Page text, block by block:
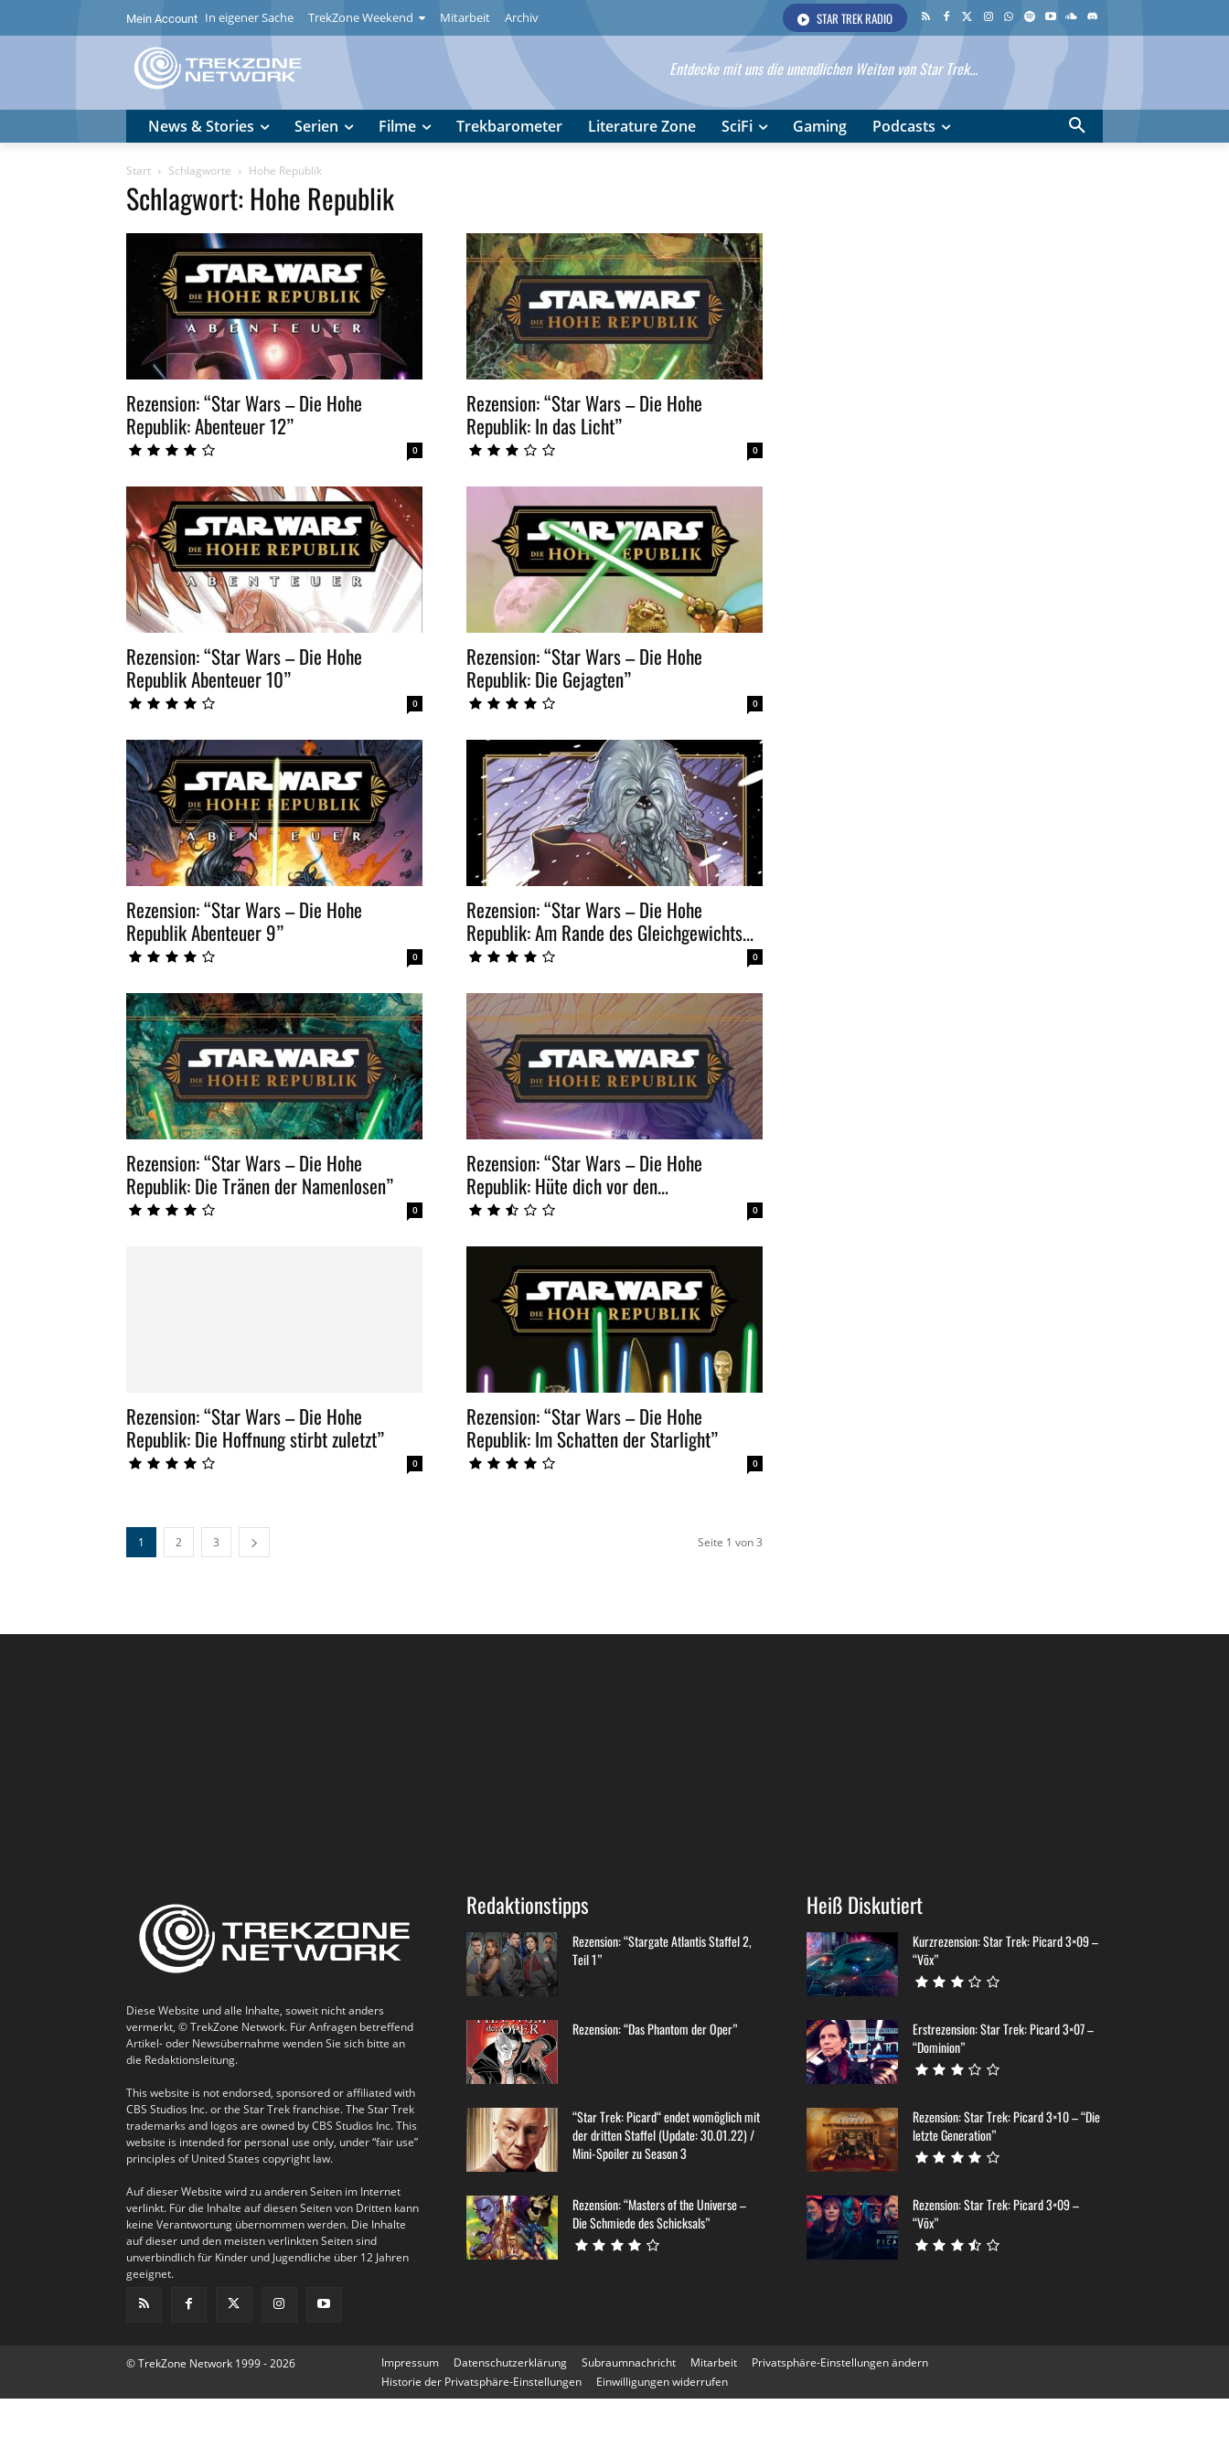
Mein Account In eigener Sache TrekZone Weekend Mitarbeit Archiv STAR TREK RADIO
Entdecke mit uns die unendlichen Weiten von Star Trek...
News & Stories Serien Filme Trekbarometer Literature Zone SciFi Gaming Podcasts
Start Schlagworte Hohe Republik
Schlagwort: Hohe Republik
Rezension: “Star Wars – Die Hohe
Republik: Abenteuer 12”
0
Rezension: “Star Wars – Die Hohe
Republik: In das Licht”
0
Rezension: “Star Wars – Die Hohe
Republik Abenteuer 10”
0
Rezension: “Star Wars – Die Hohe
Republik: Die Gejagten”
0
Rezension: “Star Wars – Die Hohe
Republik Abenteuer 9”
0
Rezension: “Star Wars – Die Hohe
Republik: Am Rande des Gleichgewichts...
0
Rezension: “Star Wars – Die Hohe
Republik: Die Tränen der Namenlosen”
0
Rezension: “Star Wars – Die Hohe
Republik: Hüte dich vor den...
0
Rezension: “Star Wars – Die Hohe
Republik: Die Hoffnung stirbt zuletzt”
0
Rezension: “Star Wars – Die Hohe
Republik: Im Schatten der Starlight”
0
1 2 3 Seite 1 von 3
Diese Website und alle Inhalte, soweit nicht anders
vermerkt, © TrekZone Network. Für Anfragen betreffend
Artikel- oder Newsübernahme wenden Sie sich bitte an
die Redaktionsleitung.
This website is not endorsed, sponsored or affiliated with
CBS Studios Inc. or the Star Trek franchise. The Star Trek
trademarks and logos are owned by CBS Studios Inc. This
website is intended for personal use only, under “fair use”
principles of United States copyright law.
Auf dieser Website wird zu anderen Seiten im Internet
verlinkt. Für die Inhalte auf diesen Seiten von Dritten kann
keine Verantwortung übernommen werden. Die Inhalte
auf dieser und den meisten verlinkten Seiten sind
unverbindlich für Kinder und Jugendliche über 12 Jahren
geeignet.
Redaktionstipps
Rezension: “Stargate Atlantis Staffel 2,
Teil 1”
Rezension: “Das Phantom der Oper”
“Star Trek: Picard“ endet womöglich mit
der dritten Staffel (Update: 30.01.22) /
Mini-Spoiler zu Season 3
Rezension: “Masters of the Universe –
Die Schmiede des Schicksals”
Heiß Diskutiert
Kurzrezension: Star Trek: Picard 3×09 –
“Võx”
Erstrezension: Star Trek: Picard 3×07 –
“Dominion”
Rezension: Star Trek: Picard 3×10 – “Die
letzte Generation”
Rezension: Star Trek: Picard 3×09 –
“Võx”
© TrekZone Network 1999 - 2026 Impressum Datenschutzerklärung Subraumnachricht Mitarbeit
Privatsphäre-Einstellungen ändern
Historie der Privatsphäre-Einstellungen
Einwilligungen widerrufen